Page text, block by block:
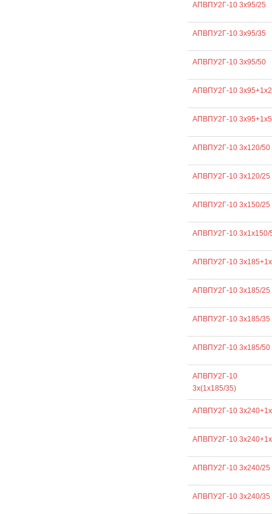
АПВПУ2Г-10 3х95/25
АПВПУ2Г-10 3х95/35
АПВПУ2Г-10 3х95/50
АПВПУ2Г-10
АПВПУ2Г-10
АПВПУ2Г-10 3х120/50
АПВПУ2Г-10 3х120/25
АПВПУ2Г-10 3х150/25
АПВПУ2Г-10 3х1х150/
АПВПУ2Г-10
АПВПУ2Г-10 3х185/25
АПВПУ2Г-10 3х185/35
АПВПУ2Г-10 3х185/50
АПВПУ2Г-10
3х(1х185/35)
АПВПУ2Г-10
АПВПУ2Г-10
АПВПУ2Г-10 3х240/25
АПВПУ2Г-10 3х240/35